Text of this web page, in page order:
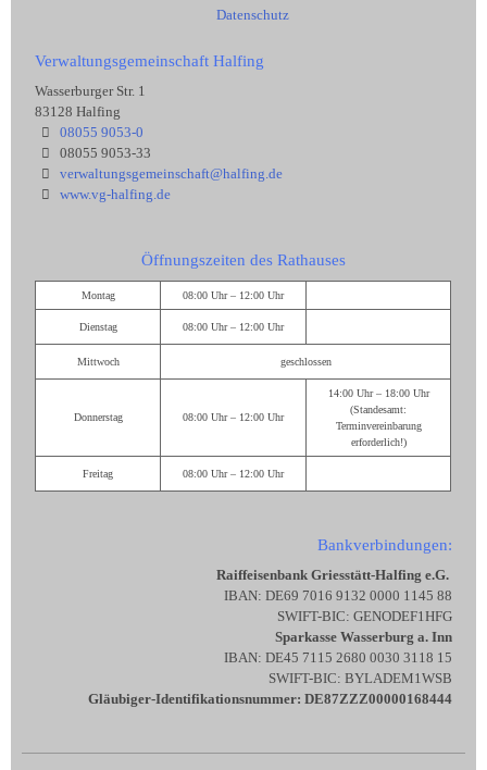
Datenschutz
Verwaltungsgemeinschaft Halfing
Wasserburger Str. 1
83128 Halfing
08055 9053-0
08055 9053-33
verwaltungsgemeinschaft@halfing.de
www.vg-halfing.de
Öffnungszeiten des Rathauses
Montag 08:00 Uhr – 12:00 Uhr
Dienstag 08:00 Uhr – 12:00 Uhr
Mittwoch geschlossen
Donnerstag 08:00 Uhr – 12:00 Uhr
14:00 Uhr – 18:00 Uhr
(Standesamt:
Terminvereinbarung
erforderlich!)
Freitag 08:00 Uhr – 12:00 Uhr
Bankverbindungen:
Raiffeisenbank Griesstätt-Halfing e.G.
IBAN: DE69 7016 9132 0000 1145 88
SWIFT-BIC: GENODEF1HFG
Sparkasse Wasserburg a. Inn
IBAN: DE45 7115 2680 0030 3118 15
SWIFT-BIC: BYLADEM1WSB
Gläubiger-Identifikationsnummer: DE87ZZZ00000168444